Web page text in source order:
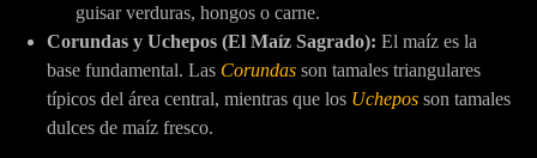
guisar verduras, hongos o carne.
Corundas y Uchepos (El Maíz Sagrado): El maíz es la
base fundamental. Las Corundas son tamales triangulares
típicos del área central, mientras que los Uchepos son tamales
dulces de maíz fresco.